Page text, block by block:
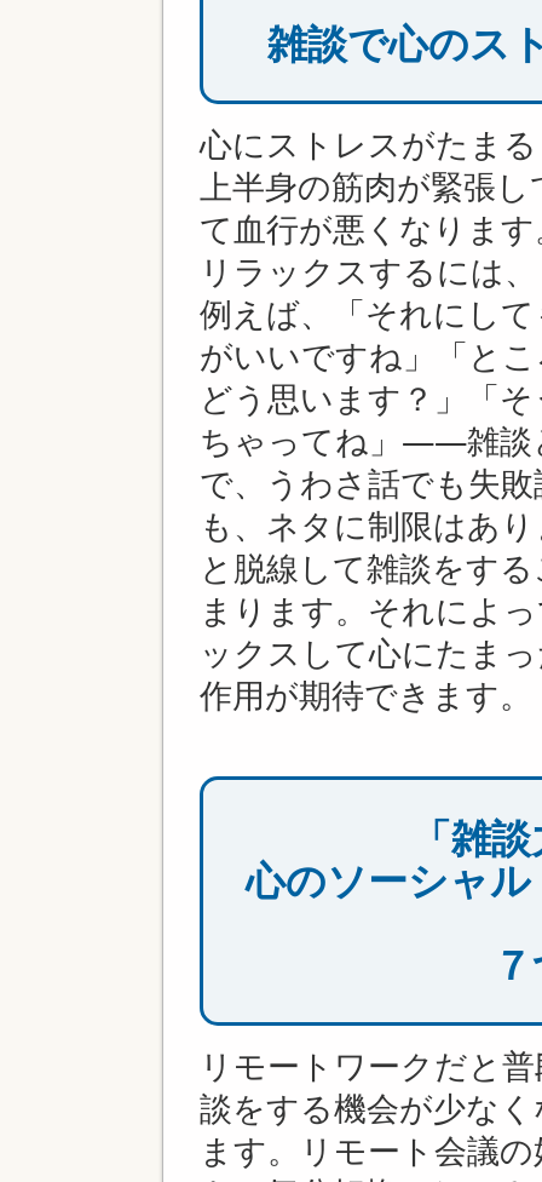
雑談で心のス
心にストレスがたま
上半身の筋肉が緊張
て血行が悪くなりま
リラックスするには
例えば、「それにし
がいいですね」「と
どう思います？」「
ちゃってね」――雑談
で、うわさ話でも失
も、ネタに制限はあ
と脱線して雑談をす
まります。それによ
ックスして心にたま
作用が期待できます。
「雑
心のソーシャ
リモートワークだと
談をする機会が少な
ます。リモート会議